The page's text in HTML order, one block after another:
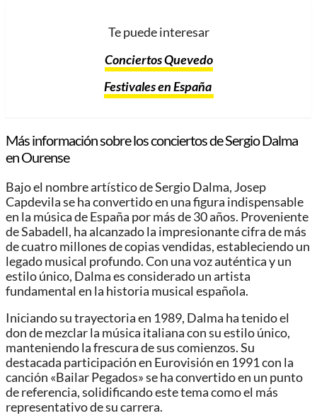
Te puede interesar
Conciertos Quevedo
Festivales en España
Más información sobre los conciertos de Sergio Dalma
en Ourense
Bajo el nombre artístico de Sergio Dalma, Josep
Capdevila se ha convertido en una figura indispensable
en la música de España por más de 30 años. Proveniente
de Sabadell, ha alcanzado la impresionante cifra de más
de cuatro millones de copias vendidas, estableciendo un
legado musical profundo. Con una voz auténtica y un
estilo único, Dalma es considerado un artista
fundamental en la historia musical española.
Iniciando su trayectoria en 1989, Dalma ha tenido el
don de mezclar la música italiana con su estilo único,
manteniendo la frescura de sus comienzos. Su
destacada participación en Eurovisión en 1991 con la
canción «Bailar Pegados» se ha convertido en un punto
de referencia, solidificando este tema como el más
representativo de su carrera.